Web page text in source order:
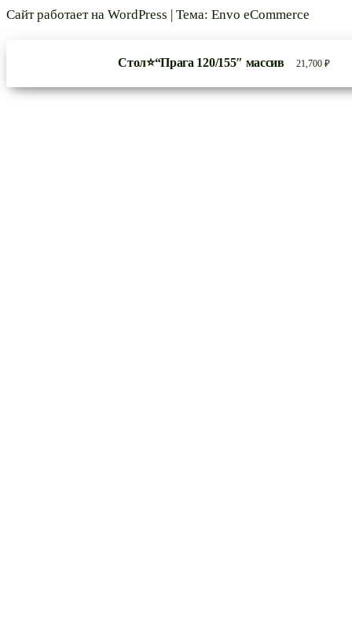
Сайт работает на WordPress | Тема: Envo eCommerce
Стол⭐“Прага 120/155″ массив 21,700 ₽